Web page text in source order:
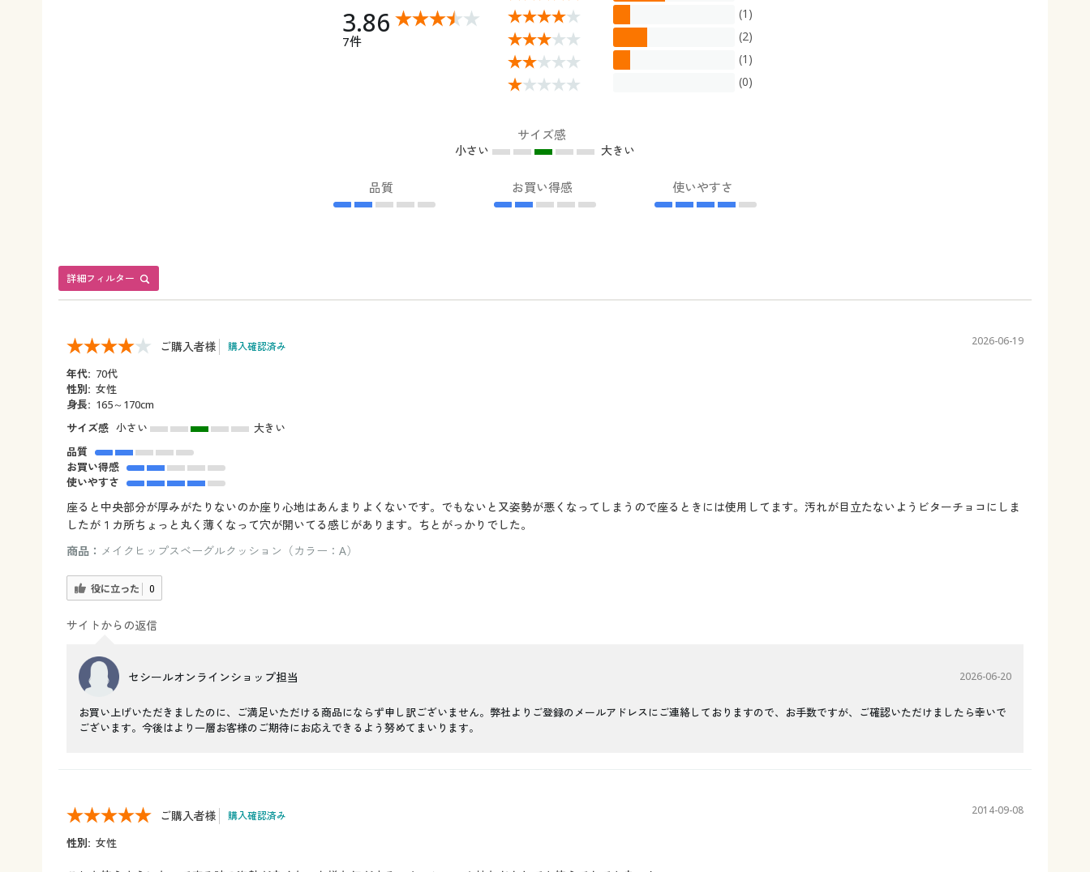
3.86
7件
(1)
(2)
(1)
(0)
サイズ感
小さい 大きい
品質 お買い得感 使いやすさ
詳細フィルター
ご購入者様 購入確認済み 2026-06-19
年代: 70代
性別: 女性
身長: 165～170cm
サイズ感 小さい
大きい
品質
お買い得感
使いやすさ
座ると中央部分が厚みがたりないのか座り心地はあんまりよくないです。でもないと又姿勢が悪くなってしまうので座るときには使用してます。汚れが目立たないようビターチョコにしま
したが１カ所ちょっと丸く薄くなって穴が開いてる感じがあります。ちとがっかりでした。
商品： メイクヒップスベーグルクッション（カラー：A）
役に立った 0
サイトからの返信
セシールオンラインショップ担当 2026-06-20
お買い上げいただきましたのに、ご満足いただける商品にならず申し訳ございません。弊社よりご登録のメールアドレスにご連絡しておりますので、お手数ですが、ご確認いただけましたら幸いで
ございます。今後はより一層お客様のご期待にお応えできるよう努めてまいります。
ご購入者様 購入確認済み 2014-09-08
性別: 女性